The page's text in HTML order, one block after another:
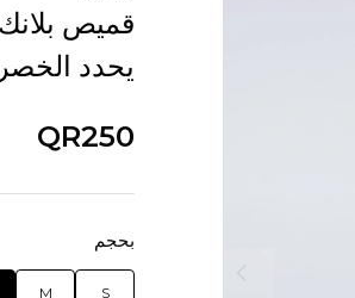
قميص
يحدد
QR250
بحجم
S
M